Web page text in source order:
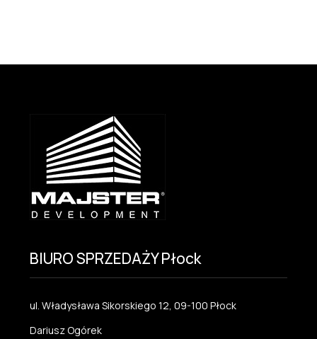
BIURO SPRZEDAŻY Płock
ul. Władysława Sikorskiego 12, 09-100 Płock
Dariusz Ogórek